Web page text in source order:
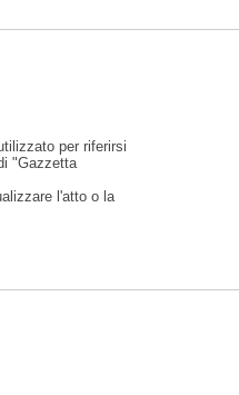
per riferirsi
"Gazzetta
l'atto o la